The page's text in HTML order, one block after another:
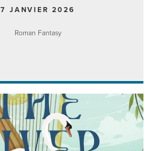
7 JANVIER 2026
Roman Fantasy